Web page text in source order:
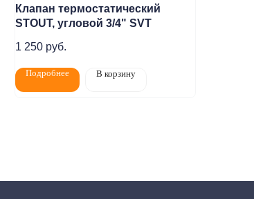
Клапан термостатический
STOUT, угловой 3/4" SVТ
1 250 руб.
Подробнее В корзину
Статьи Контакты